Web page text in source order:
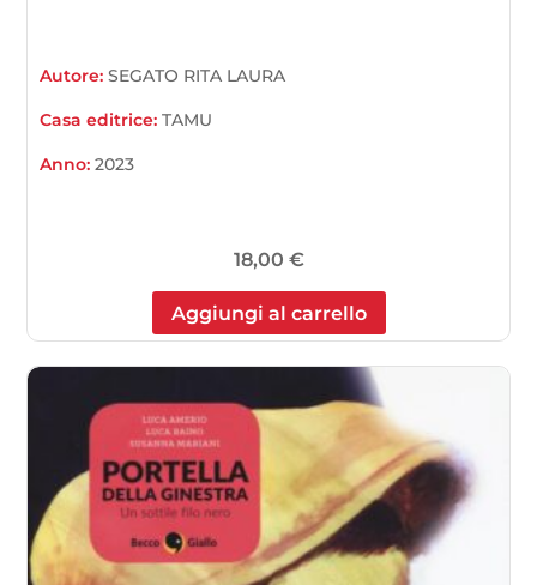
Autore:SEGATO RITA LAURA
Casa editrice:TAMU
Anno:2023
18,00 €
Aggiungi al carrello